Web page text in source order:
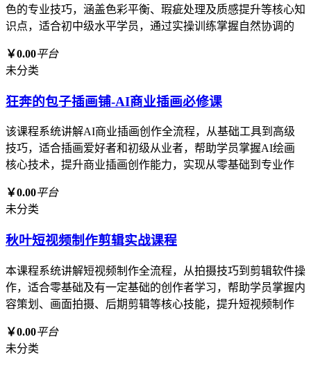
色的专业技巧，涵盖色彩平衡、瑕疵处理及质感提升等核心知
识点，适合初中级水平学员，通过实操训练掌握自然协调的
￥0.00平台
未分类
狂奔的包子插画铺-AI商业插画必修课
该课程系统讲解AI商业插画创作全流程，从基础工具到高级
技巧，适合插画爱好者和初级从业者，帮助学员掌握AI绘画
核心技术，提升商业插画创作能力，实现从零基础到专业作
￥0.00平台
未分类
秋叶短视频制作剪辑实战课程
本课程系统讲解短视频制作全流程，从拍摄技巧到剪辑软件操
作，适合零基础及有一定基础的创作者学习，帮助学员掌握内
容策划、画面拍摄、后期剪辑等核心技能，提升短视频制作
￥0.00平台
未分类